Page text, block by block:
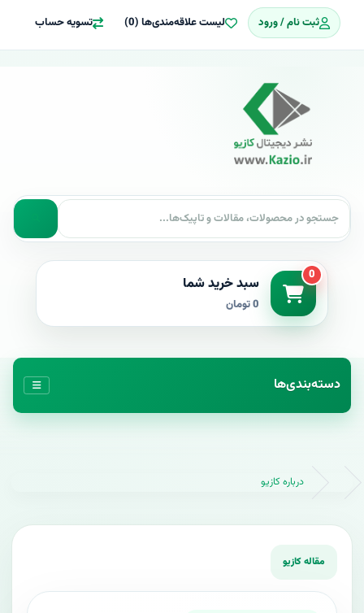
ثبت نام / ورود لیست علاقه‌مندی‌ها (0) تسویه حساب
0 سبد خرید شما
0 تومان
دسته‌بندی‌ها
درباره کازیو